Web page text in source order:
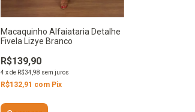
Macaquinho Alfaiataria Detalhe
Fivela Lizye Branco
R$139,90
4 xde R$34,98 sem juros
R$132,91 com Pix